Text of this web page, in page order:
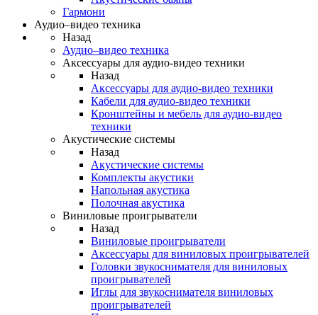
Гармони
Аудио–видео техника
Назад
Аудио–видео техника
Аксессуары для аудио-видео техники
Назад
Аксессуары для аудио-видео техники
Кабели для аудио-видео техники
Кронштейны и мебель для аудио-видео
техники
Акустические системы
Назад
Акустические системы
Комплекты акустики
Напольная акустика
Полочная акустика
Виниловые проигрыватели
Назад
Виниловые проигрыватели
Аксессуары для виниловых проигрывателей
Головки звукоснимателя для виниловых
проигрывателей
Иглы для звукоснимателя виниловых
проигрывателей